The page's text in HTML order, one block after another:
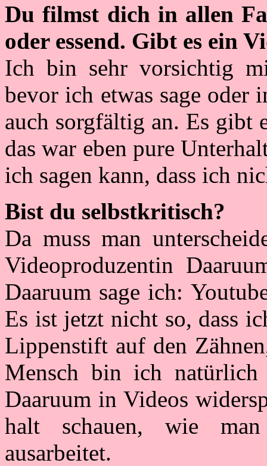
Du filmst dich in allen
oder essend. Gibt es ein
Ich bin sehr vorsichtig
bevor ich etwas sage oder
auch sorgfältig an. Es gibt
das war eben pure
ich sagen kann, dass ich
Bist du selbstkritisch?
Da muss man
Videoproduzentin
Daaruum sage ich:
Es ist jetzt nicht so, dass
Lippenstift auf den
Mensch bin ich natürlich
Daaruum in Videos
halt schauen, wie
ausarbeitet.